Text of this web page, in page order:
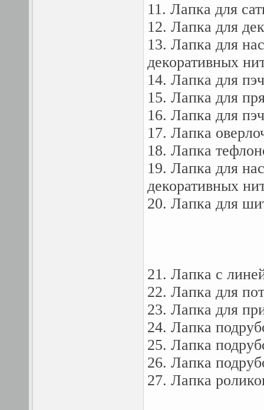
11. Лапка для
12. Лапка для
13. Лапка для
декоративных
14. Лапка для
15. Лапка для
16. Лапка для
17. Лапка
18. Лапка
19. Лапка для
декоративных
20. Лапка для
21. Лапка с
22. Лапка для
23. Лапка для
24. Лапка
25. Лапка
26. Лапка
27. Лапка